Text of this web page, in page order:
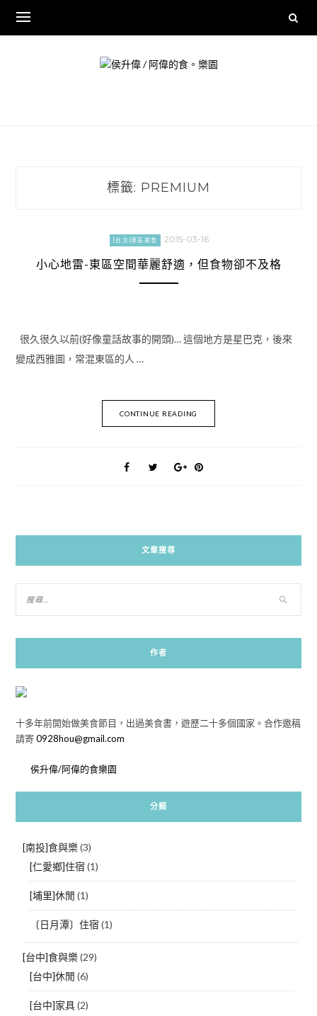
content
標籤: PREMIUM
[台北]東區美食 2015-03-16
小心地雷-東區空間華麗舒適，但食物卻不及格
很久很久以前(好像童話故事的開頭)… 這個地方是星巴克，後來
變成西雅圖，常混東區的人 …
CONTINUE READING
文章搜尋
作者
十多年前開始做美食節目，出過美食書，遊歷二十多個國家。合作邀稿
請寄0928hou@gmail.com
侯升偉/阿偉的食樂園
分類
[南投]食與樂(3)
[仁愛鄉]住宿 (1)
[埔里]休閒 (1)
〔日月潭〕住宿 (1)
[台中]食與樂(29)
[台中]休閒 (6)
[台中]家具(2)